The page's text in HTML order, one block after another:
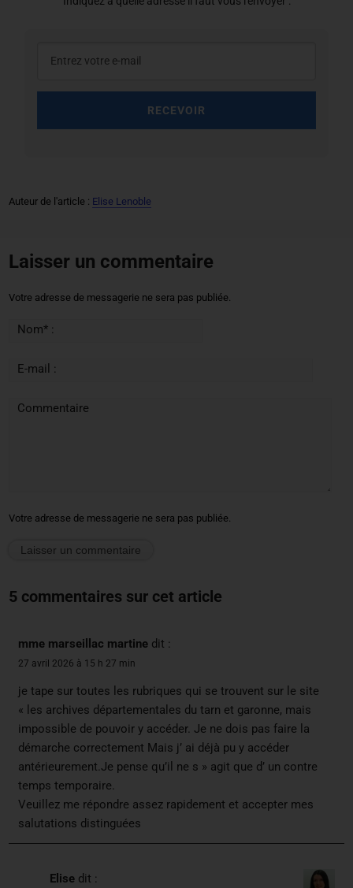
RECEVOIR
Auteur de l'article : Elise Lenoble
Laisser un commentaire
Votre adresse de messagerie ne sera pas publiée.
Nom* :
E-mail :
Commentaire
Votre adresse de messagerie ne sera pas publiée.
5 commentaires sur cet article
mme marseillac martine dit :
27 avril 2026 à 15 h 27 min
je tape sur toutes les rubriques qui se trouvent sur le site
« les archives départementales du tarn et garonne, mais
impossible de pouvoir y accéder. Je ne dois pas faire la
démarche correctement Mais j’ ai déjà pu y accéder
antérieurement.Je pense qu’il ne s » agit que d’ un contre
temps temporaire.
Veuillez me répondre assez rapidement et accepter mes
salutations distinguées
Elise dit :